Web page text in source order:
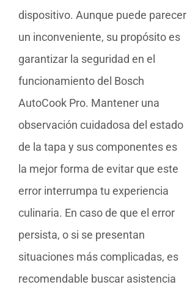
dispositivo. Aunque puede parecer
un inconveniente, su propósito es
garantizar la seguridad en el
funcionamiento del Bosch
AutoCook Pro. Mantener una
observación cuidadosa del estado
de la tapa y sus componentes es
la mejor forma de evitar que este
error interrumpa tu experiencia
culinaria. En caso de que el error
persista, o si se presentan
situaciones más complicadas, es
recomendable buscar asistencia